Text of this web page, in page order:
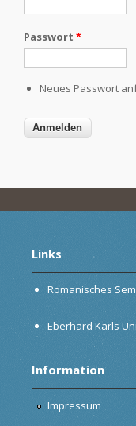
Passwort *
Neues Passwort
Links
Romanisches
Eberhard Karls
Information
Impressum